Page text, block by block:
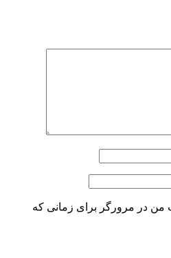
من در مرورگر برای زمانی که